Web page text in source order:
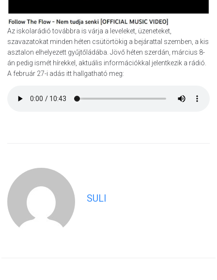
Az iskolarádió továbbra is várja a leveleket, üzeneteket,
szavazatokat minden héten csütörtökig a bejárattal szemben, a kis
asztalon elhelyezett gyűjtőládába. Jövő héten szerdán, március 8-
án pedig ismét hírekkel, aktuális információkkal jelentkezik a rádió.
A február 27-i adás itt hallgatható meg:
SULI